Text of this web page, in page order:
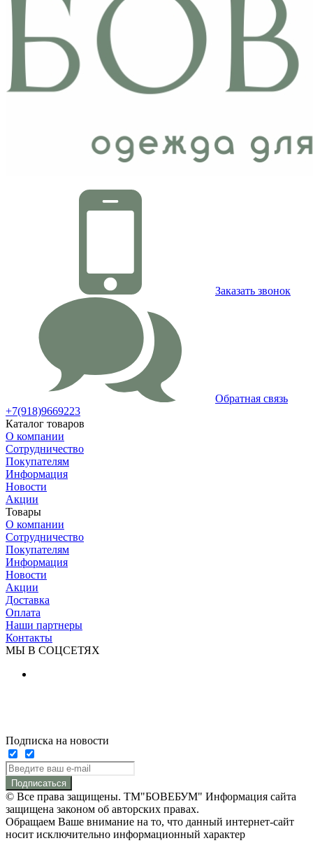
Заказать звонок
Обратная связь
+7(918)9669223
Каталог товаров
О компании
Сотрудничество
Покупателям
Информация
Новости
Акции
Товары
О компании
Сотрудничество
Покупателям
Информация
Новости
Акции
Доставка
Оплата
Наши партнеры
Контакты
МЫ В СОЦСЕТЯХ
Подписка на новости
Подписаться
© Все права защищены. ТМ"БОВЕБУМ" Информация сайта
защищена законом об авторских правах.
Обращаем Ваше внимание на то, что данный интернет-сайт
носит исключительно информационный характер